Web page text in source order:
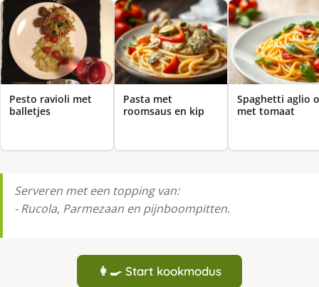
Pesto ravioli met
balletjes
Pasta met
roomsaus en kip
Spaghetti aglio
met tomaat
Serveren met een topping van:
- Rucola, Parmezaan en pijnboompitten.
👩‍🍳 Start kookmodus